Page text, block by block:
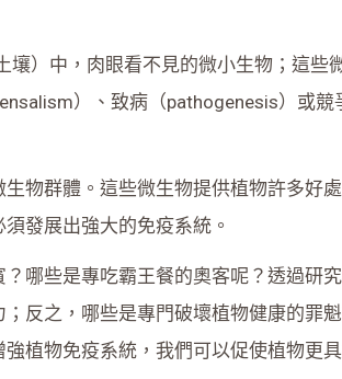
）中，肉眼看不見的微小生物；這些
）、致病（pathogenesis）或
物群體。這些微生物提供植物許多好
發展出強大的免疫系統。
哪些是專吃霸王餐的奧客呢？透過研
反之，哪些是專門破壞植物健康的罪
植物免疫系統，我們可以促使植物更